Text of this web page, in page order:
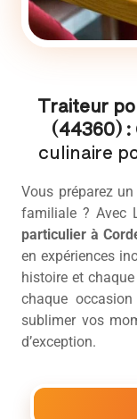
Traiteur
(44360) :
culinaire
Vous préparez
familiale ? Avec
particulier à
en expériences
histoire et
chaque
sublimer vos
d’exception.